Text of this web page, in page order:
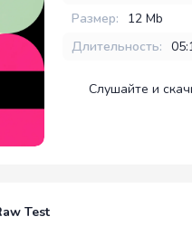
Размер:
12 Mb
Длительность:
Слушайте и
Test